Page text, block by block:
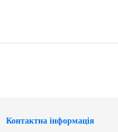
Контактна інформація